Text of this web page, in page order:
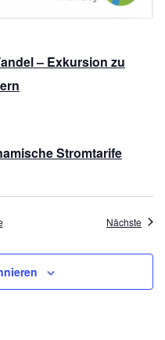
– Exkursion zu
Stromtarife
Nächste